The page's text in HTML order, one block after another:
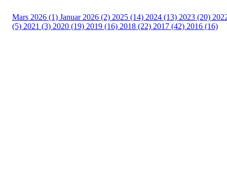
Mars 2026 (1) Januar 2026 (2) 2025 (14) 2024 (13) 2023 (20)
(5) 2021 (3) 2020 (19) 2019 (16) 2018 (22) 2017 (42) 2016 (16)